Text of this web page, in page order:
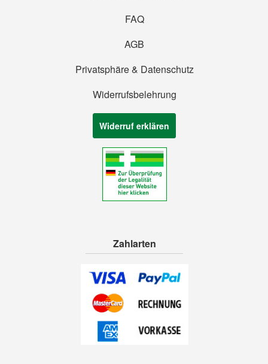
FAQ
AGB
Privatsphäre & Datenschutz
Widerrufsbelehrung
Widerruf erklären
Zahlarten